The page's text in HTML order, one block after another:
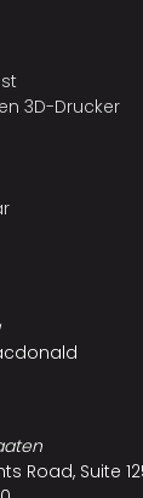
3D-Drucker
Road, Suite